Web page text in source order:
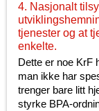
4. Nasjonalt
tjenester og at
enkelte.
Dette er noe KrF
man ikke har
trenger bare litt
styrke BPA-